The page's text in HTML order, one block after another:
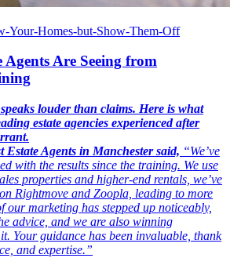
Agents Are Seeing from
louder than claims. Here is what
estate agencies experienced after
“We’ve
with the results since the training. We use
properties and higher-end rentals, we’ve
Rightmove and Zoopla, leading to more
our marketing has stepped up noticeably,
advice, and we are also winning
Your guidance has been invaluable, thank
and expertise.”